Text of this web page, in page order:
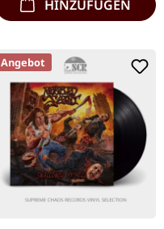
HINZUFÜGEN
Angebot